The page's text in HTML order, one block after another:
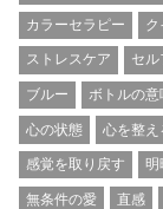
カラーセラピー ク
ストレスケア セル
ブルー ボトルの意
心の状態 心を整え
感覚を取り戻す 明
無条件の愛 直感